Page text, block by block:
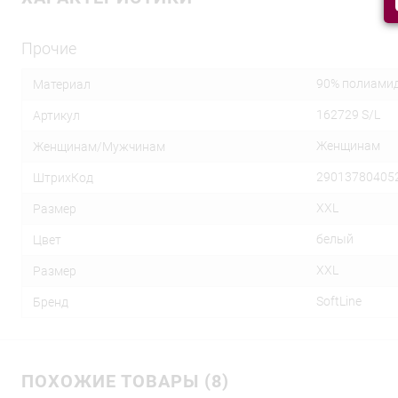
Прочие
Материал 90%
Артикул 162729 S/L
Женщинам/Мужчинам Женщинам
ШтрихКод
Размер XXL
Цвет белый
Размер XXL
Бренд SoftLine
ПОХОЖИЕ ТОВАРЫ (8)